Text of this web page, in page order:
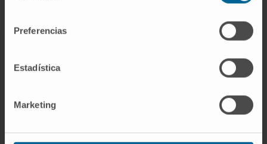
Preferencias
Estadística
Marketing
Trabaje con nosotros